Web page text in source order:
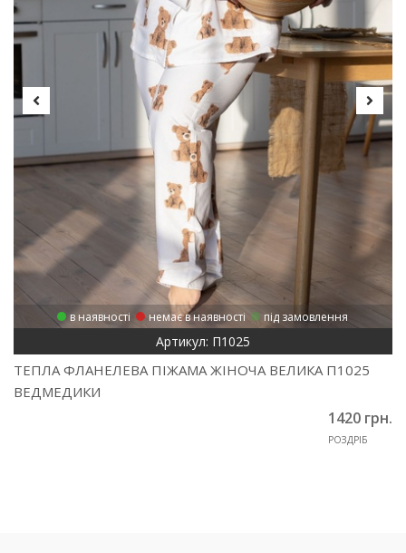
в наявності немає в наявності під замовлення
Артикул: П1025
ТЕПЛА ФЛАНЕЛЕВА ПІЖАМА ЖІНОЧА ВЕЛИКА П1025
ВЕДМЕДИКИ
1420 грн.
РОЗДРІБ